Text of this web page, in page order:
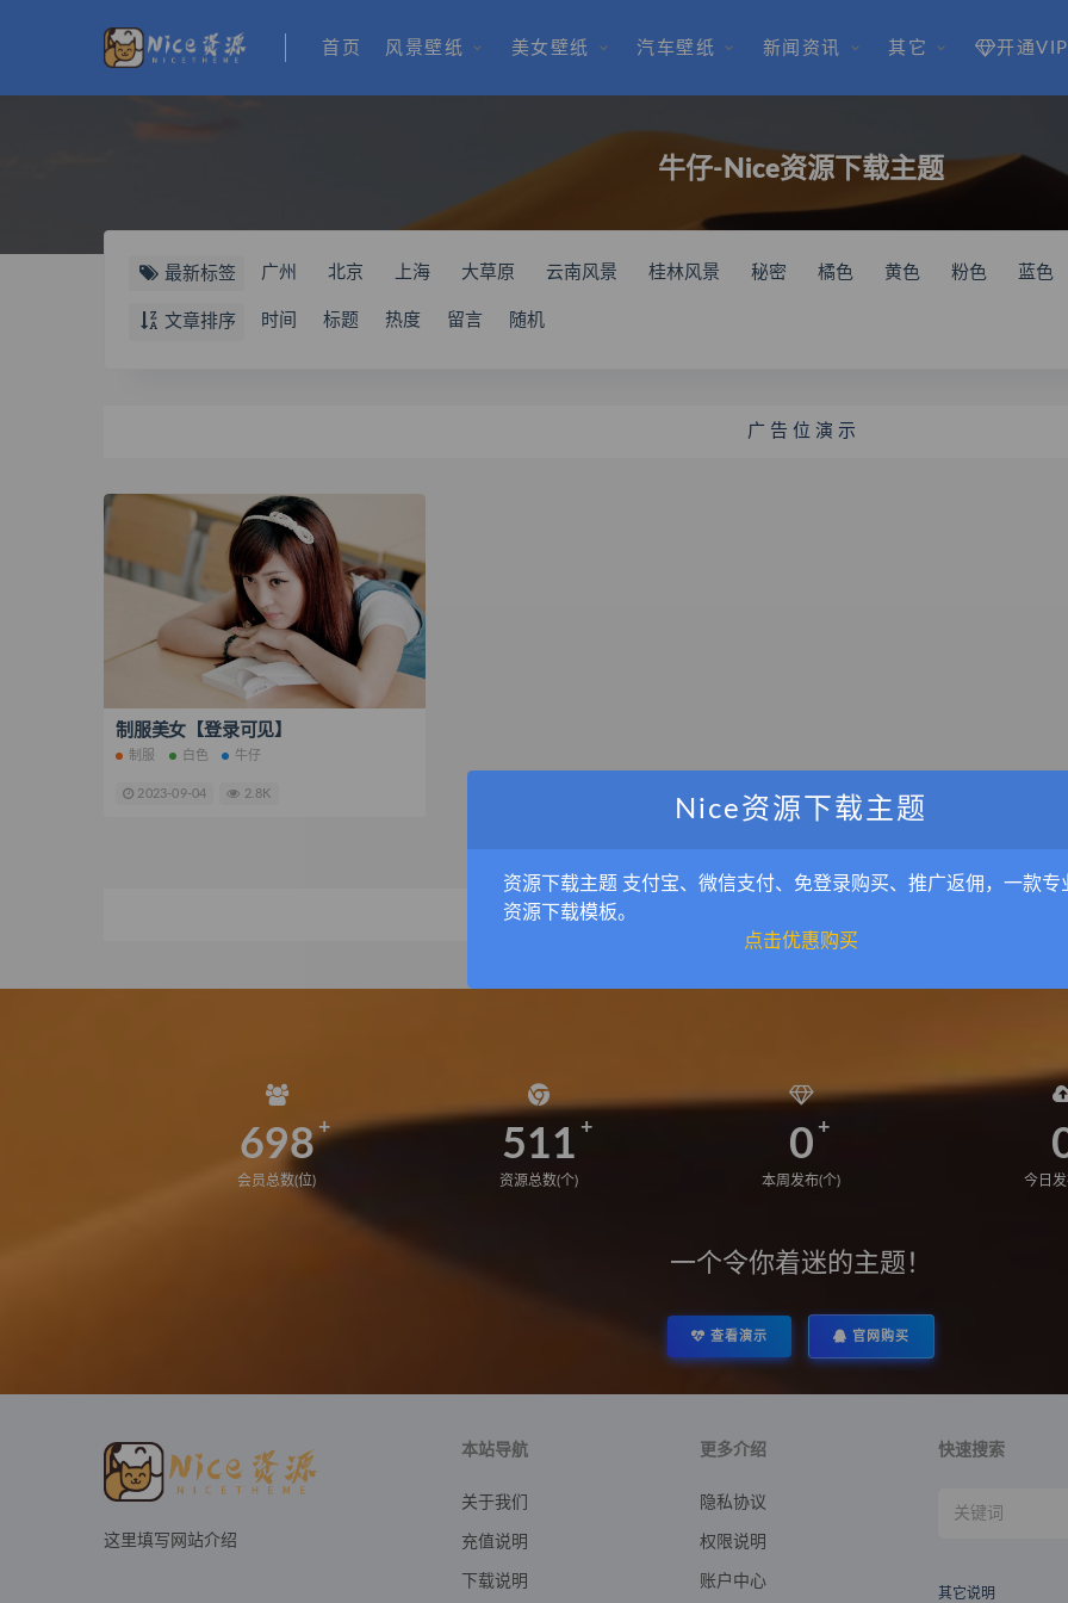
首页 风景壁纸 美女壁纸 汽车壁纸 新闻资讯 其它 开通VIP
牛仔-Nice资源下载主题
最新标签 广州 北京 上海 大草原 云南风景 桂林风景 秘密 橘色 黄色 粉色 蓝色
制服 圣诞节 红色
文章排序 时间 标题 热度 留言 随机
广 告 位 演 示
制服美女【登录可见】
制服 白色 牛仔
2023-09-04 2.8K
698
会员总数(位)
511
资源总数(个)
0
本周发布(个) 今日
一个令你着迷的主题！
查看演示 官网购买
这里填写网站介绍
本站导航
关于我们
充值说明
下载说明
更多介绍
隐私协议
权限说明
账户中心
快速搜索
其它说明
Nice资源下载主题
资源下载主题 支付宝、微信支付、免登录购买、推广返佣，一款专
资源下载模板。
点击优惠购买